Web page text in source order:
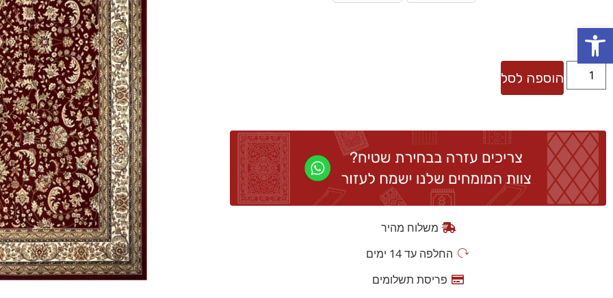
פתח סרגל נגישות
הוספה לסל
משלוח מהיר
החלפה עד 14 ימים
פריסת תשלומים